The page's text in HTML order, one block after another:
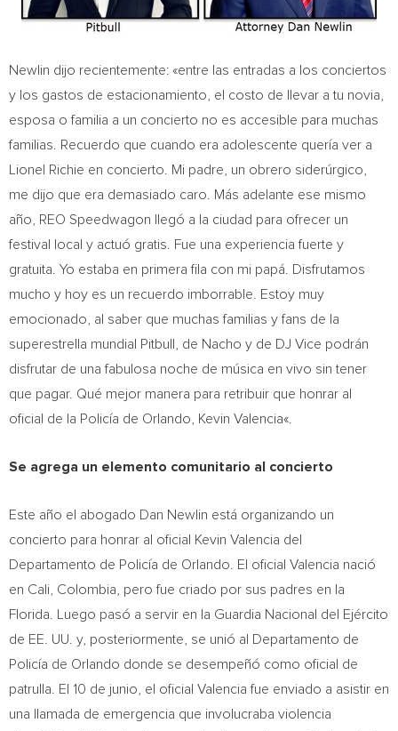
Newlin dijo recientemente: «entre las entradas a los conciertos
y los gastos de estacionamiento, el costo de llevar a tu novia,
esposa o familia a un concierto no es accesible para muchas
familias. Recuerdo que cuando era adolescente quería ver a
Lionel Richie en concierto. Mi padre, un obrero siderúrgico,
me dijo que era demasiado caro. Más adelante ese mismo
año, REO Speedwagon llegó a la ciudad para ofrecer un
festival local y actuó gratis. Fue una experiencia fuerte y
gratuita. Yo estaba en primera fila con mi papá. Disfrutamos
mucho y hoy es un recuerdo imborrable. Estoy muy
emocionado, al saber que muchas familias y fans de la
superestrella mundial Pitbull, de Nacho y de DJ Vice podrán
disfrutar de una fabulosa noche de música en vivo sin tener
que pagar. Qué mejor manera para retribuir que honrar al
oficial de la Policía de Orlando Kevin Valencia«.
Se agrega un elemento comunitario al concierto
Este año el abogado Dan Newlin está organizando un
concierto para honrar al oficial Kevin Valencia del
Departamento de Policía de Orlando . El oficial Valencia nació
en Cali, Colombia , pero fue criado por sus padres en la
Florida . Luego pasó a servir en la Guardia Nacional del Ejército
de EE. UU. y, posteriormente, se unió al Departamento de
Policía de Orlando donde se desempeñó como oficial de
patrulla. El 10 de junio, el oficial Valencia fue enviado a asistir en
una llamada de emergencia que involucraba violencia